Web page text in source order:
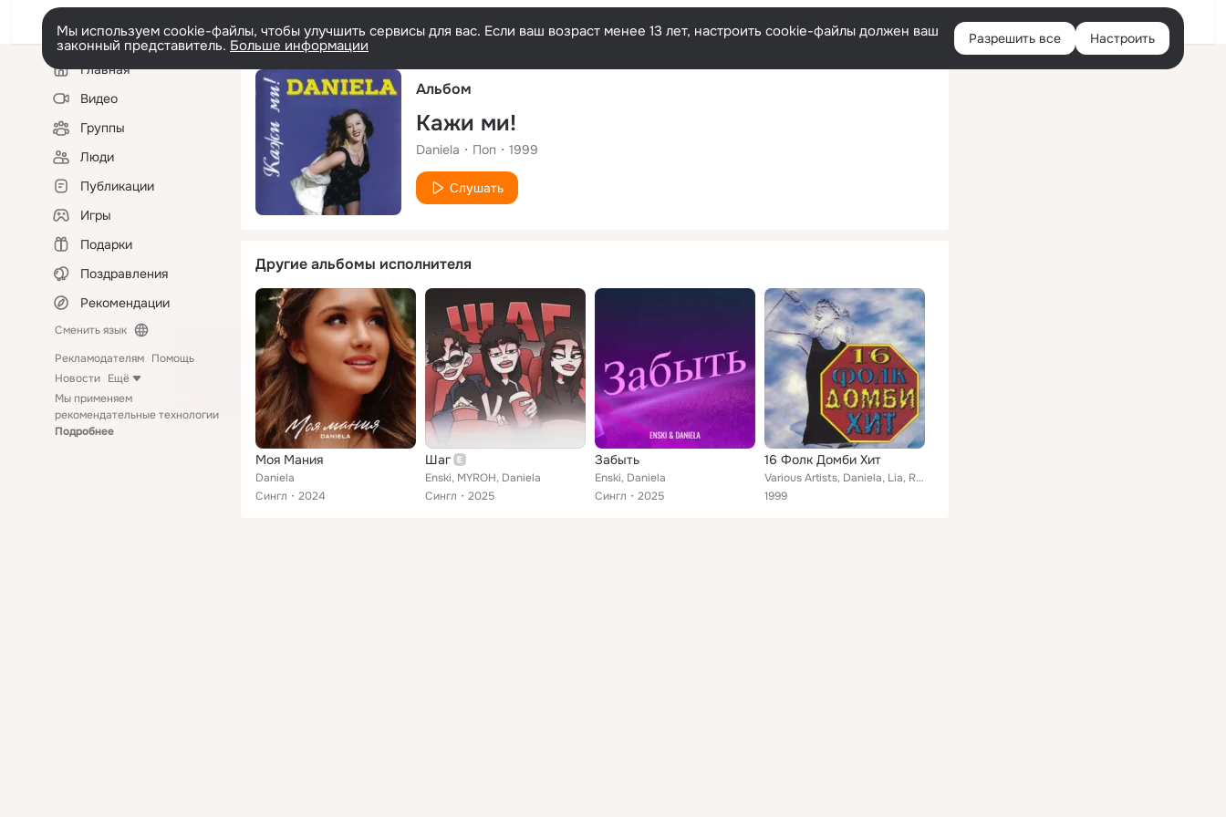
Русский Войти
Мы используем cookie-файлы, чтобы улучшить сервисы для вас. Если ваш возраст менее 13 лет, настроить cookie-файлы должен ваш
законный представитель. Больше информации Разрешить все Настроить
Левая
колонкаГлавная
Видео
Группы
Люди
Публикации
Игры
Подарки
Поздравления
Рекомендации
Сменить язык
Рекламодателям Помощь
Новости Ещё
Мы применяем
рекомендательные технологии
Подробнее
Альбом
Кажи ми!
Daniela Поп 1999
Слушать
Другие альбомы исполнителя
Моя Мания
Daniela
Сингл
2024
Шаг
Enski, MYROH, Daniela
Сингл
2025
Забыть
Enski, Daniela
Сингл
2025
16 Фолк Домби Хит
Various Artists, Daniela, Lia, Riki, Ivo Tanev, Kondio, Djoni, Orient, Vladi Aprilov, Lolugi, Sani, Ork. Pautalia
1999